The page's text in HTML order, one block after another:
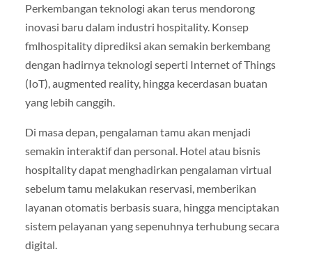
Perkembangan teknologi akan terus mendorong
inovasi baru dalam industri hospitality. Konsep
fmlhospitality diprediksi akan semakin berkembang
dengan hadirnya teknologi seperti Internet of Things
(IoT), augmented reality, hingga kecerdasan buatan
yang lebih canggih.
Di masa depan, pengalaman tamu akan menjadi
semakin interaktif dan personal. Hotel atau bisnis
hospitality dapat menghadirkan pengalaman virtual
sebelum tamu melakukan reservasi, memberikan
layanan otomatis berbasis suara, hingga menciptakan
sistem pelayanan yang sepenuhnya terhubung secara
digital.